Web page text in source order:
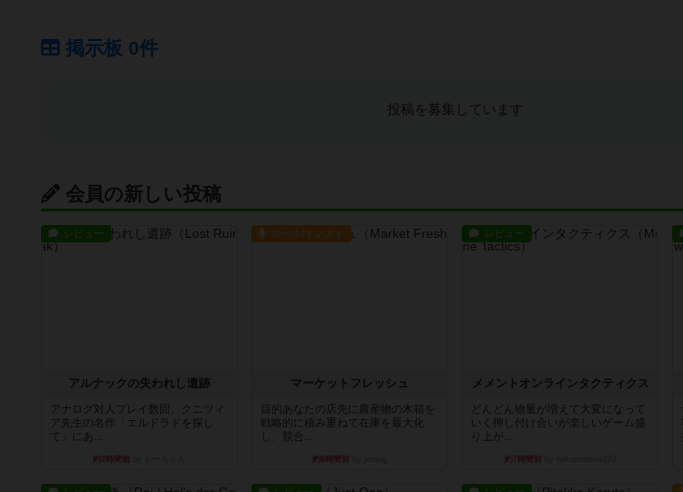
掲示板 0件
投稿を募集しています
会員の新しい投稿
レビュー
アルナックの失われし遺跡
アナログ対人プレイ数回。クニツィ
ア先生の名作「エルドラドを探し
て」にあ...
約2時間前
ルール/インスト
マーケットフレッシュ
目的あなたの店先に農産物の木箱を
戦略的に積み重ねて在庫を最大化
し、競合...
約6時間前
レビュー
メメントオンラインタクティクス
どんどん物量が増えて大変になって
いく押し付け合いが楽しいゲーム盛
り上が...
約7時間前